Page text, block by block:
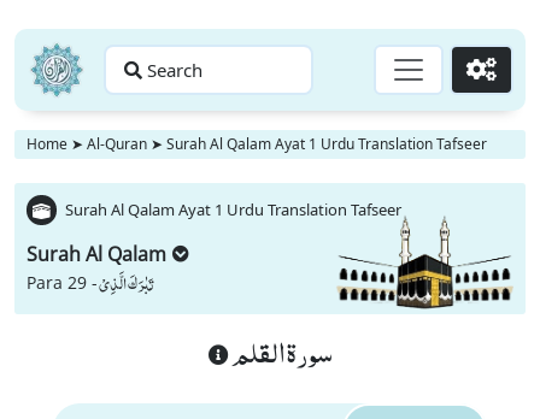
Search Go
Home ➤ Al-Quran ➤ Surah Al Qalam Ayat 1 Urdu Translation Tafseer
Surah Al Qalam Ayat 1 Urdu Translation Tafseer
Surah Al Qalam
Para 29 -تَبٰرَكَ الَّذِیْ
سورة القلم